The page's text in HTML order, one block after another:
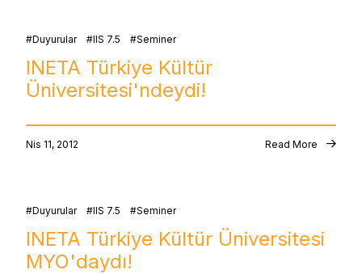
Duyurular IIS 7.5 Seminer
INETA Türkiye Kültür
Üniversitesi'ndeydi!
Nis 11, 2012 Read More
Duyurular IIS 7.5 Seminer
INETA Türkiye Kültür Üniversitesi
MYO'daydı!